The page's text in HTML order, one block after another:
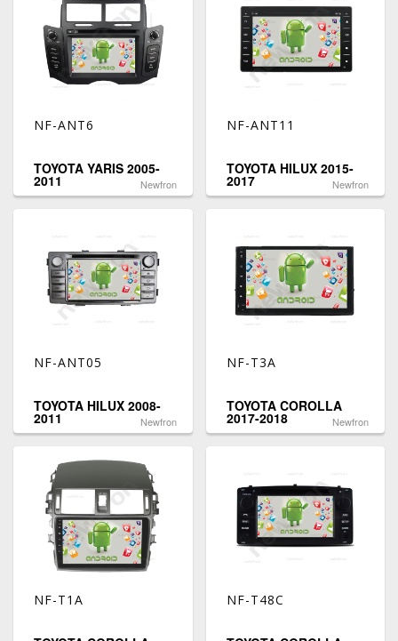
NF-ANT6
TOYOTA YARIS 2005-
2011 Newfron
NF-ANT11
TOYOTA HILUX 2015-
2017 Newfron
NF-ANT05
TOYOTA HILUX 2008-
2011 Newfron
NF-T3A
TOYOTA COROLLA
2017-2018 Newfron
NF-T1A NF-T48C